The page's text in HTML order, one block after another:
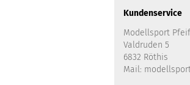
Kundenservice
Modellsport
Valdruden 5
6832 Röthis
Mail: